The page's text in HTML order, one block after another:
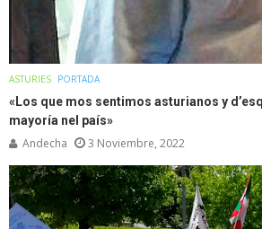
ASTURIES PORTADA
«Los que mos sentimos asturianos y
mayoría nel país»
Andecha 3 Noviembre, 2022